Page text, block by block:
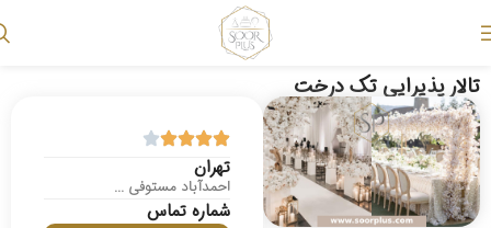
تالار پذیرایی تک درخت
تهران
احمدآباد مستوفی ...
شماره تماس